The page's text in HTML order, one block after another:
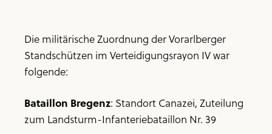
Die militärische Zuordnung der Vorarlberger
Standschützen im Verteidigungsrayon IV war
folgende:
Bataillon Bregenz: Standort Canazei, Zuteilung
zum Landsturm-Infanteriebataillon Nr. 39